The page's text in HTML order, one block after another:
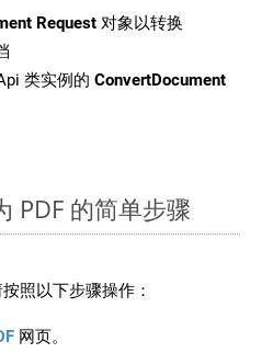
Request 对象以转换
类实例的 ConvertDocument
PDF 的简单步骤
按照以下步骤操作：
网页。